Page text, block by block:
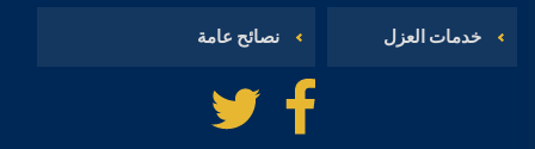
خدمات العزل نصائح عامة
تابعنا
تابعنا
على